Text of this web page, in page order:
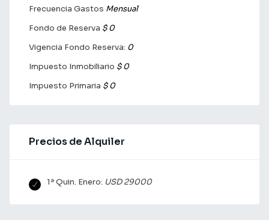
Frecuencia Gastos Mensual
Fondo de Reserva $ 0
Vigencia Fondo Reserva: 0
Impuesto Inmobiliario $ 0
Impuesto Primaria $ 0
Precios de Alquiler
1ª Quin. Enero: USD 29000